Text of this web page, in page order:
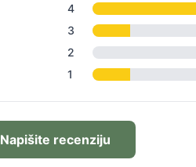
4
3
2
1
Napišite recenziju